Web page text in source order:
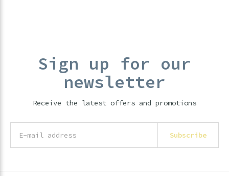
Sign up for our
newsletter
Receive the latest offers and promotions
Subscribe